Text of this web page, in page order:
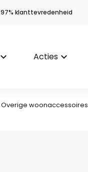
97% klanttevredenheid
keyboard_arrow_down Acties keyboard_arrow_down
Overige woonaccessoires